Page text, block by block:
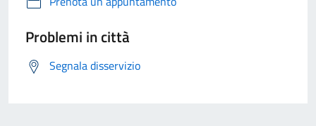
Problemi in città
Segnala disservizio